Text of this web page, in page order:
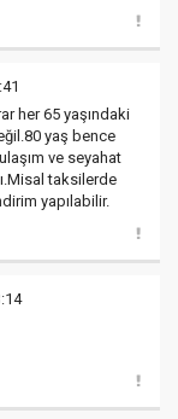
her 65 yaşındaki
yaş bence
ve seyahat
taksilerde
yapılabilir.